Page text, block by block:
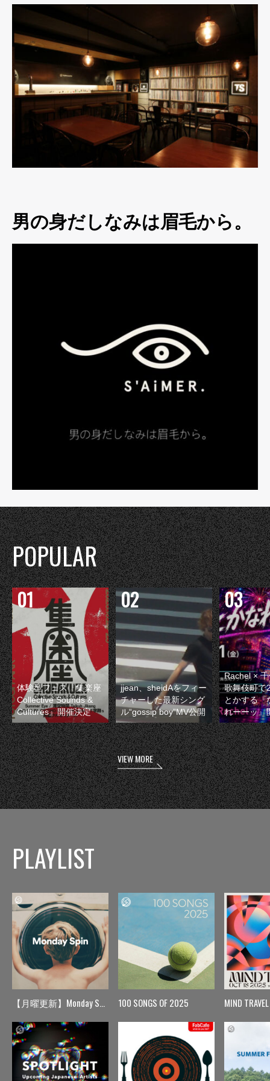
男の身だしなみは眉毛から。
POPULAR
体験型フェス『集楽座
Collective Sounds &
Cultures』開催決定
jjean、sheidAをフィー
チャーした最新シング
ル“gossip boy”MV公開
Rachel ×
歌舞伎町で
とかする『
れーーッ』
VIEW MORE
PLAYLIST
【月曜更新】Monday Spin 100 SONGS OF 2025 MIND TRAVEL